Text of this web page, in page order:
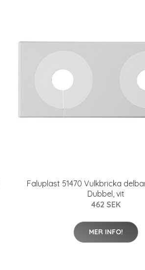
Faluplast 51470 Vulkbricka
Dubbel, vit
462 SEK
MER INFO!